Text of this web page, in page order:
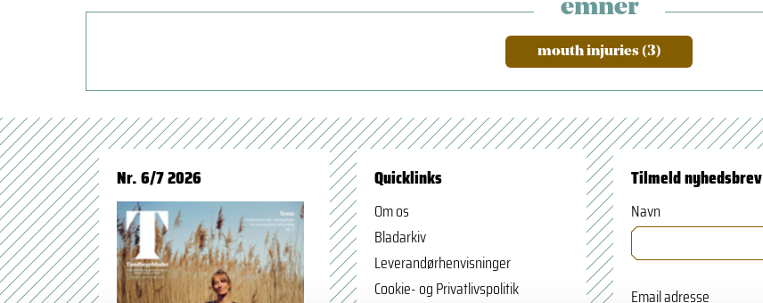
emner
mouth injuries (3)
Nr. 6/7 2026 Quicklinks
Om os
Bladarkiv
Leverandørhenvisninger
Cookie- og Privatlivspolitik
Tilmeld nyhedsbrev
Navn
Email adresse